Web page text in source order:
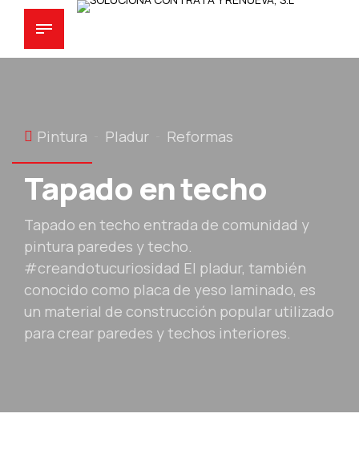
Pintura Pladur Reformas
Tapado en techo
Tapado en techo entrada de comunidad y
pintura paredes y techo.
#creandotucuriosidad El pladur, también
conocido como placa de yeso laminado, es
un material de construcción popular utilizado
para crear paredes y techos interiores.